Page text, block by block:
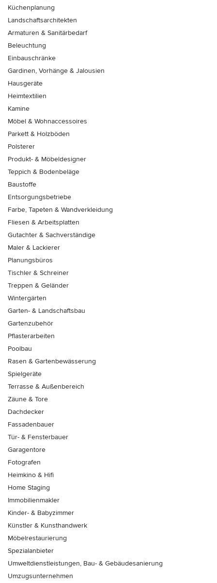
Küchenplanung
Landschaftsarchitekten
Armaturen & Sanitärbedarf
Beleuchtung
Einbauschränke
Gardinen, Vorhänge & Jalousien
Hausgeräte
Heimtextilien
Kamine
Möbel & Wohnaccessoires
Parkett & Holzböden
Polsterer
Produkt- & Möbeldesigner
Teppich & Bodenbeläge
Baustoffe
Entsorgungsbetriebe
Farbe, Tapeten & Wandverkleidung
Fliesen & Arbeitsplatten
Gutachter & Sachverständige
Maler & Lackierer
Planungsbüros
Tischler & Schreiner
Treppen & Geländer
Wintergärten
Garten- & Landschaftsbau
Gartenzubehör
Pflasterarbeiten
Poolbau
Rasen & Gartenbewässerung
Spielgeräte
Terrasse & Außenbereich
Zäune & Tore
Dachdecker
Fassadenbauer
Tür- & Fensterbauer
Garagentore
Fotografen
Heimkino & Hifi
Home Staging
Immobilienmakler
Kinder- & Babyzimmer
Künstler & Kunsthandwerk
Möbelrestaurierung
Spezialanbieter
Umweltdienstleistungen, Bau- & Gebäudesanierung
Umzugsunternehmen